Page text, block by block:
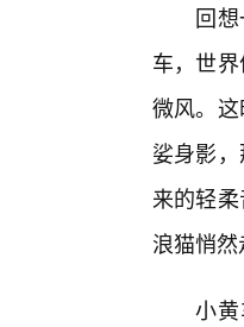
回
车，世
微风。
娑身影
来的轻
浪猫悄然
小